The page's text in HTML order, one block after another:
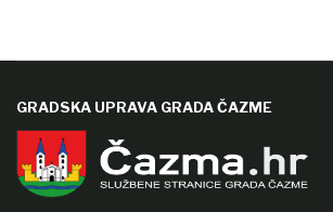
GRADSKA UPRAVA GRADA ČAZME